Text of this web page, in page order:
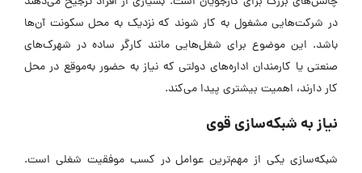
در شرکت‌هایی مشغول به کار شوند که نزدیک به محل سکونت آن‌ها
باشد. این موضوع برای شغل‌هایی مانند کارگر ساده در شهرک‌های
صنعتی یا کارمندان اداره‌های دولتی که نیاز به حضور به‌موقع در محل
کار دارند، اهمیت بیشتری پیدا می‌کند.
نیاز به شبکه‌سازی قوی
شبکه‌سازی یکی از مهم‌ترین عوامل در کسب موفقیت شغلی است.